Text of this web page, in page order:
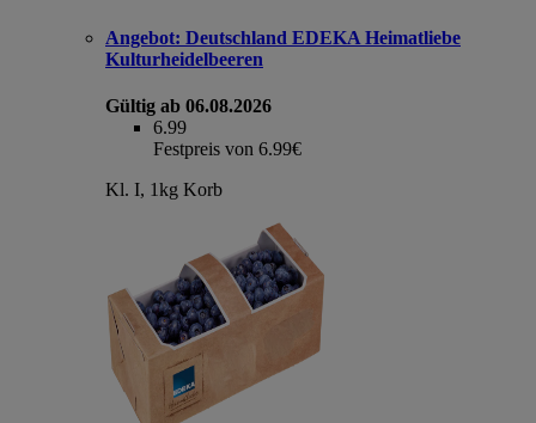
Angebot: Deutschland EDEKA Heimatliebe
Kulturheidelbeeren
Gültig ab 06.08.2026
6.99
Festpreis von 6.99€
Kl. I, 1kg Korb